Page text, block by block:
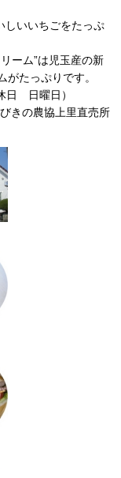
しいいちごをたっぷ
ーム”は児玉産の新
たっぷりです。
日曜日）
きの農協上里直売所